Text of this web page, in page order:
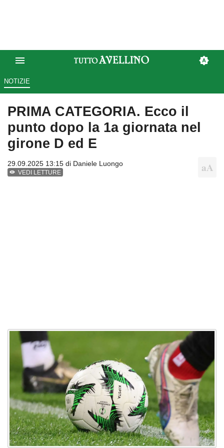
NOTIZIE
PRIMA CATEGORIA. Ecco il
punto dopo la 1a giornata nel
girone D ed E
29.09.2025 13:15 di Daniele Luongo
VEDI LETTURE